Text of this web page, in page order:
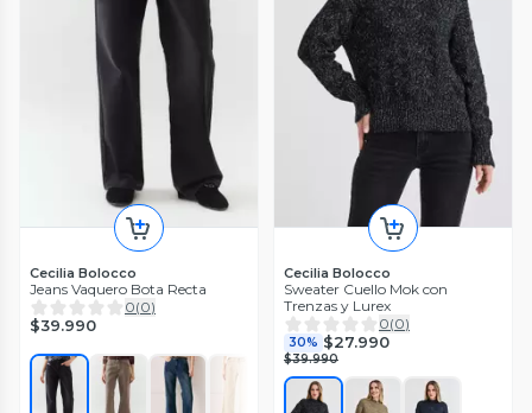
Cecilia Bolocco
Jeans Vaquero Bota Recta
0(0)
$39.990
Cecilia Bolocco
Sweater Cuello Mok con
Trenzas y Lurex
0(0)
30% $27.990
$39.990